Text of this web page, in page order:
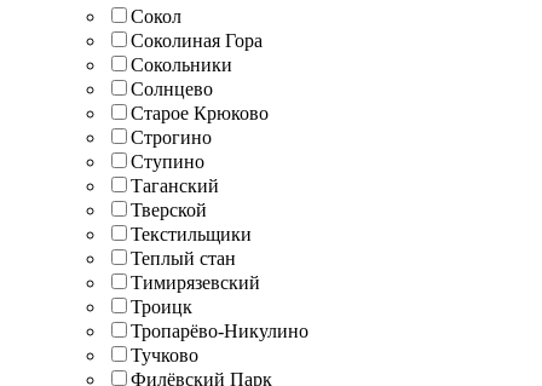
Сокол
Соколиная Гора
Сокольники
Солнцево
Старое Крюково
Строгино
Ступино
Таганский
Тверской
Текстильщики
Теплый стан
Тимирязевский
Троицк
Тропарёво-Никулино
Тучково
Филёвский Парк